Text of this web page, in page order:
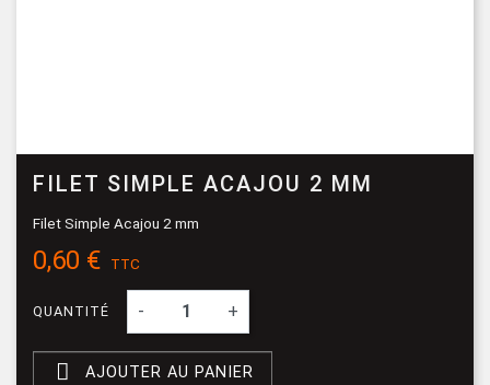
FILET SIMPLE ACAJOU 2 MM
Filet Simple Acajou 2 mm
0,60 € TTC
QUANTITÉ - +
 AJOUTER AU PANIER